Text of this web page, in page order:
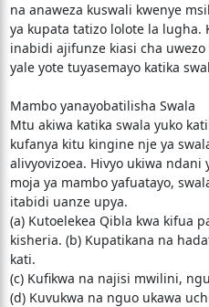
na anaweza kuswali kwenye
ya kupata tatizo lolote la lugha.
inabidi ajifunze kiasi cha
yale yote tuyasemayo katika
Mambo yanayobatilisha Swala
Mtu akiwa katika swala yuko
kufanya kitu kingine nje ya
alivyovizoea. Hivyo ukiwa ndani
moja ya mambo yafuatayo,
itabidi uanze upya.
(a) Kutoelekea Qibla kwa kifua
kisheria. (b) Kupatikana na
kati.
(c) Kufikwa na najisi mwilini,
(d) Kuvukwa na nguo ukawa